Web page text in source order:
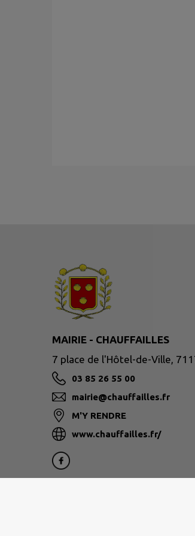
MAIRIE - CHAUFFAILLES
7 place de l'Hôtel-de-Ville,
03 85 26 55 00
mairie@chauffailles.fr
M'Y RENDRE
www.chauffailles.fr/